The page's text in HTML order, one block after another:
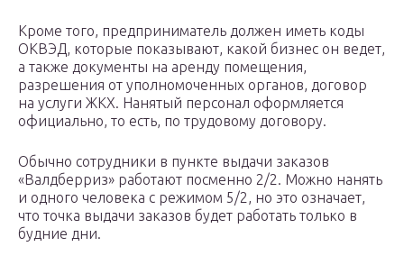
Кроме того, предприниматель должен иметь коды
ОКВЭД, которые показывают, какой бизнес он ведет,
а также документы на аренду помещения,
разрешения от уполномоченных органов, договор
на услуги ЖКХ. Нанятый персонал оформляется
официально, то есть, по трудовому договору.
Обычно сотрудники в пункте выдачи заказов
«Валдберриз» работают посменно 2/2. Можно нанять
и одного человека с режимом 5/2, но это означает,
что точка выдачи заказов будет работать только в
будние дни.